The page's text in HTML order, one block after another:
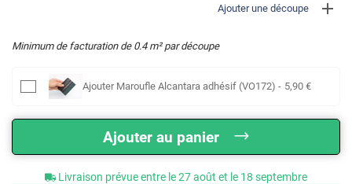
Ajouter une découpe
Minimum de facturation de 0.4m² par découpe
Ajouter Maroufle Alcantara adhésif (VO172) - 5,90 €
Ajouter au panier
Livraison prévue entre le 27 août et le 18 septembre